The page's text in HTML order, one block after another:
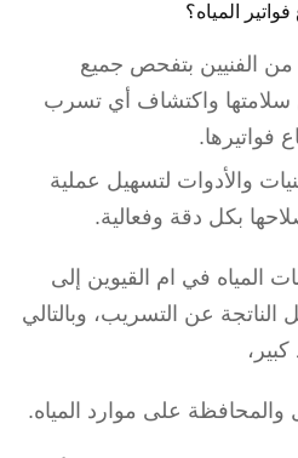
المياه؟
الفنيين بتفحص جميع
من سلامتها واكتشاف أي تسرب
فواتيرها.
والأدوات لتسهيل عملية
بكل دقة وفعالية.
في ام القيوين إلى
عن التسريب، وبالتالي
على موارد المياه.